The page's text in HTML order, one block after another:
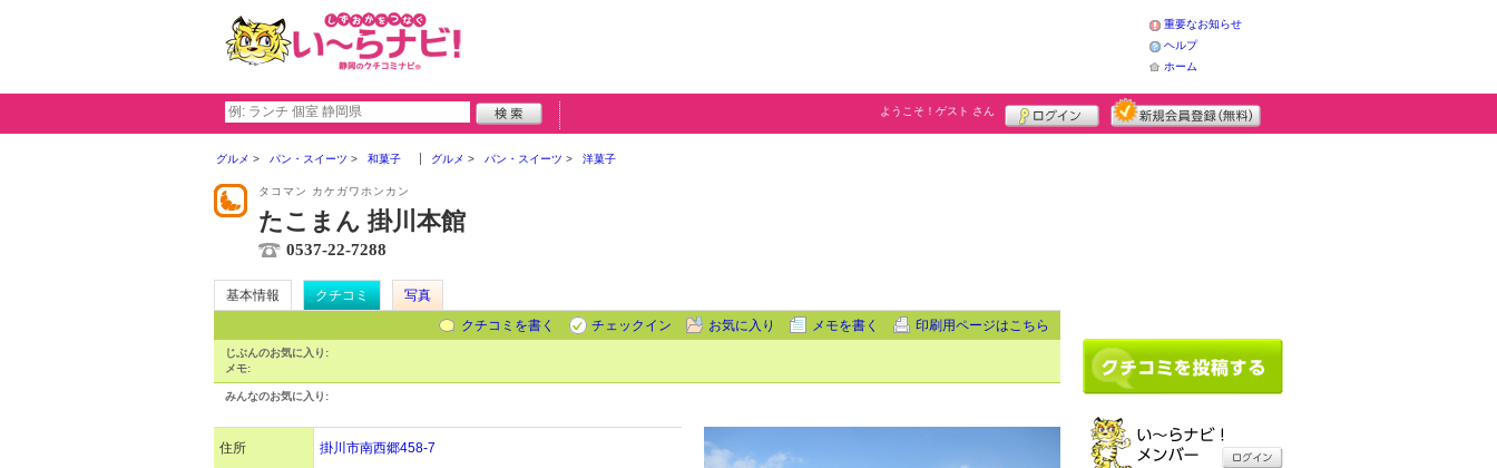
重要なお知らせ
ヘルプ
ホーム
ようこそ！ ゲスト さん
グルメ パン・スイーツ 和菓子 グルメ パン・スイーツ 洋菓子
タコマン カケガワホンカン
たこまん 掛川本館
0537-22-7288
基本情報 クチコミ
写真
クチコミを書く
チェックイン お気に入り メモを書く 印刷用ページはこちら
じぶんのお気に入り:
メモ:
みんなのお気に入り:
住所 掛川市南西郷458-7